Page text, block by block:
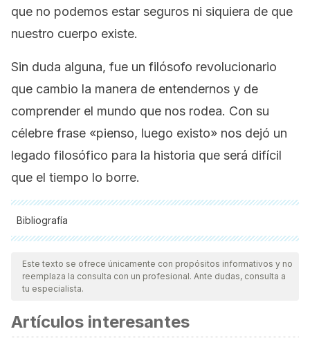
que no podemos estar seguros ni siquiera de que
nuestro cuerpo existe.
Sin duda alguna, fue un filósofo revolucionario
que cambio la manera de entendernos y de
comprender el mundo que nos rodea. Con su
célebre frase «pienso, luego existo» nos dejó un
legado filosófico para la historia que será difícil
que el tiempo lo borre.
Bibliografía
Todas las fuentes citadas fueron revisadas a profundidad por
nuestro equipo, para asegurar su calidad, confiabilidad,
vigencia y validez.La bibliografía de este artículo fue
científica.
Daturi, D. E. (2011). El sentido de la obra de Descartes a la
Este texto se ofrece únicamente con propósitos informativos y no
reemplaza la consulta con un profesional. Ante dudas, consulta a
tu especialista.
Artículos interesantes